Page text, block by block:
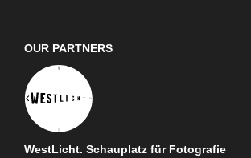
OUR PARTNERS
WestLicht. Schauplatz für Fotografie